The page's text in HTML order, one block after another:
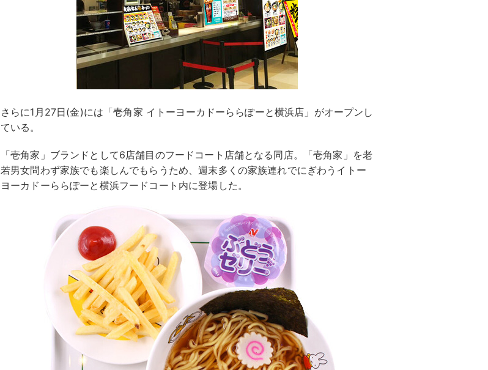
さらに1月27日(金)には「壱角家 イトーヨーカドーららぽーと横浜店」がオープンし
ている。
「壱角家」ブランドとして6店舗目のフードコート店舗となる同店。「壱角家」を老
若男女問わず家族でも楽しんでもらうため、週末多くの家族連れでにぎわうイトー
ヨーカドーららぽーと横浜フードコート内に登場した。